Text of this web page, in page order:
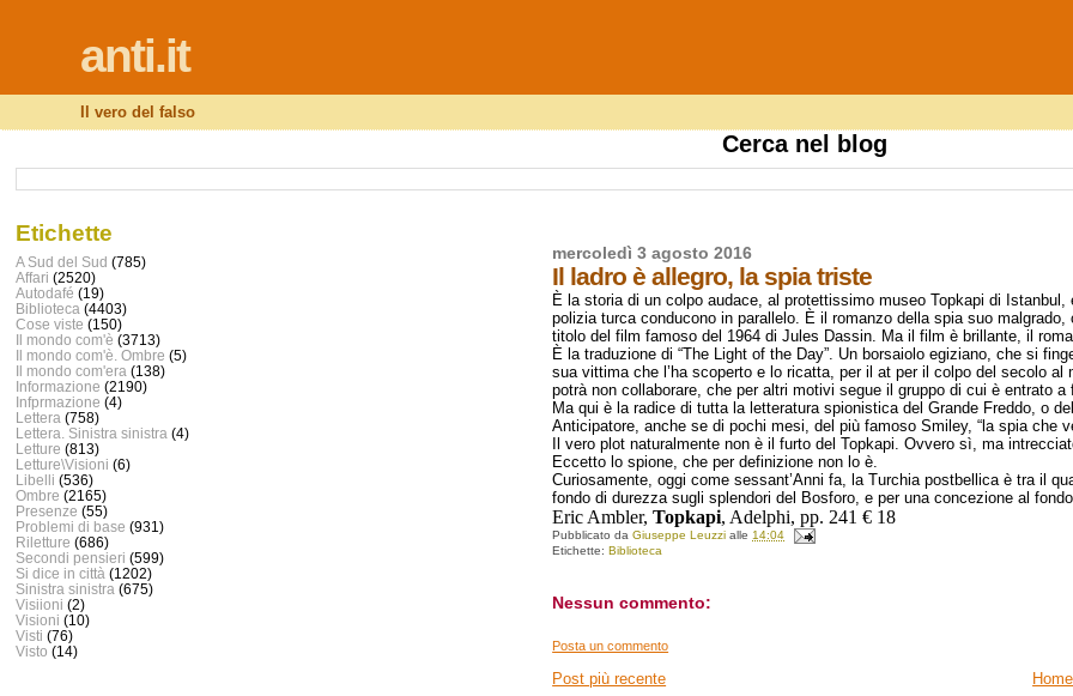
anti.it
Il vero del falso
Cerca nel blog
mercoledì 3 agosto 2016
Il ladro è allegro, la spia triste
È la storia di un colpo audace, al protettissimo museo Topkapi di
polizia turca conducono in parallelo. È il romanzo della spia suo
titolo del film famoso del 1964 di Jules Dassin. Ma il film è brillante, il
È la traduzione di “The Light of the Day”. Un borsaiolo egiziano, che si
sua vittima che l’ha scoperto e lo ricatta, per il at per il colpo del secolo
potrà non collaborare, che per altri motivi segue il gruppo di cui è entrato
Ma qui è la radice di tutta la letteratura spionistica del Grande Freddo, o
Anticipatore, anche se di pochi mesi, del più famoso Smiley, “la spia che
Il vero plot naturalmente non è il furto del Topkapi. Ovvero sì, ma
Eccetto lo spione, che per definizione non lo è.
Curiosamente, oggi come sessant’Anni fa, la Turchia postbellica è tra il
fondo di durezza sugli splendori del Bosforo, e per una concezione al
Eric Ambler,Topkapi, Adelphi, pp. 241 € 18
Pubblicato daGiuseppe Leuzzi alle 14:04
Etichette:Biblioteca
Nessun commento:
Posta un commento
Post più recente
Etichette
A Sud del Sud (785)
Affari (2520)
Autodafé (19)
Biblioteca (4403)
Cose viste (150)
Il mondo com'è (3713)
Il mondo com'è. Ombre (5)
Il mondo com'era (138)
Informazione (2190)
Infprmazione (4)
Lettera (758)
Lettera. Sinistra sinistra (4)
Letture (813)
Letture\Visioni (6)
Libelli (536)
Ombre (2165)
Presenze (55)
Problemi di base (931)
Riletture (686)
Secondi pensieri (599)
Si dice in città (1202)
Sinistra sinistra (675)
Visiioni (2)
Visioni (10)
Visti (76)
Visto (14)